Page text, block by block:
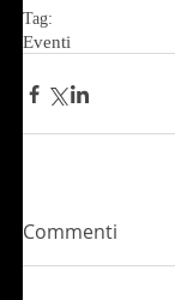
Tag:
Eventi
Commenti